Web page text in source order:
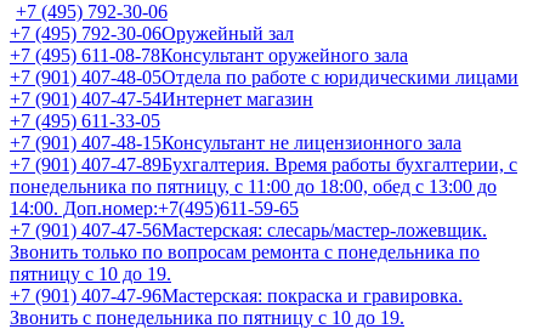
+7 (495) 792-30-06
+7 (495) 792-30-06Оружейный зал
+7 (495) 611-08-78Консультант оружейного зала
+7 (901) 407-48-05Отдела по работе с юридическими лицами
+7 (901) 407-47-54Интернет магазин
+7 (495) 611-33-05
+7 (901) 407-48-15Консультант не лицензионного зала
+7 (901) 407-47-89Бухгалтерия. Время работы бухгалтерии, с
понедельника по пятницу, с 11:00 до 18:00, обед с 13:00 до
14:00. Доп.номер:+7(495)611-59-65
+7 (901) 407-47-56Мастерская: слесарь/мастер-ложевщик.
Звонить только по вопросам ремонта с понедельника по
пятницу с 10 до 19.
+7 (901) 407-47-96Мастерская: покраска и гравировка.
Звонить с понедельника по пятницу с 10 до 19.